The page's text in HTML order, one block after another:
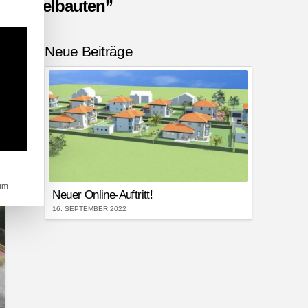
Neue Beiträge
Neuer Online-Auftritt!
16. SEPTEMBER 2022
kann. Die erste Service-Gruppe ist essenziell und kann nicht